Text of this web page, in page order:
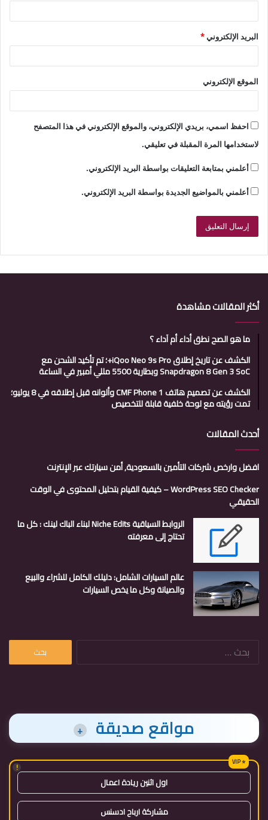
البريد الإلكتروني*
الموقع الإلكتروني
احفظ اسمي، بريدي الإلكتروني، والموقع الإلكتروني في هذا المتصفح
لاستخدامها المرة المقبلة في تعليقي.
أعلمني بمتابعة التعليقات بواسطة البريد الإلكتروني.
أعلمني بالمواضيع الجديدة بواسطة البريد الإلكتروني.
أكثر المقالات مشاهدة
ما هو الصح نطق أداء أم آداء ؟
الكشف عن تاريخ إطلاق iQoo Neo 9s Pro+؛ تم تأكيد الشحن مع
Snapdragon 8 Gen 3 SoC وبطارية 5500 مللي أمبير في الساعة
الكشف عن تصميم هاتف CMF Phone 1 وألوانه قبل إطلاقه في 8 يوليو؛
تمت رؤيته مع لوحة خلفية قابلة للتخصيص
أحدث المقالات
افضل وارخص شركات التأمين بالسعودية, أمن سيارتك عبر الإنترنت
WordPress SEO Checker – كيفية القيام بتحليل المحتوى في الوقت
الحقيقي
الروابط السياقية Niche Edits لبناء الباك لينك : كل ما
تحتاج إلى معرفته
عالم السيارات الشامل: دليلك الكامل للشراء والبيع
والصيانة وكل ما يخص السيارات
البحث
مواقع صديقة +
!
اول اثنين ريادة اعمال
مشاركة ارباح ادسنس